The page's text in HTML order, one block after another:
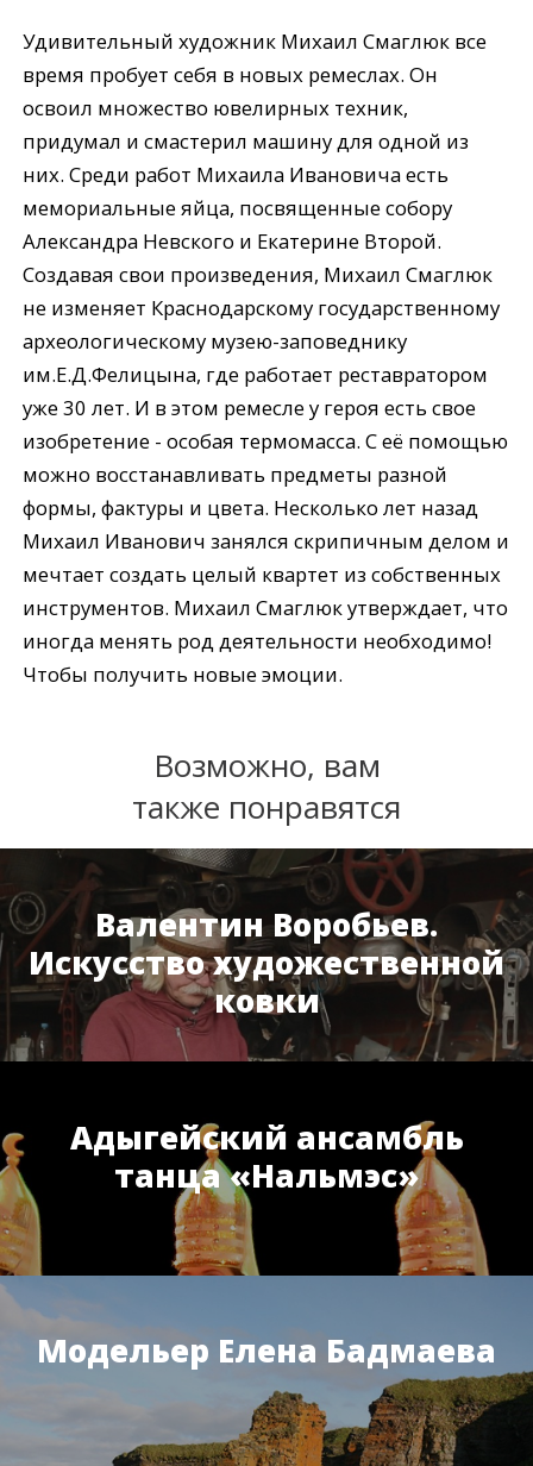
Удивительный художник Михаил Смаглюк все
время пробует себя в новых ремеслах. Он
освоил множество ювелирных техник,
придумал и смастерил машину для одной из
них. Среди работ Михаила Ивановича есть
мемориальные яйца, посвященные собору
Александра Невского и Екатерине Второй.
Создавая свои произведения, Михаил Смаглюк
не изменяет Краснодарскому государственному
археологическому музею-заповеднику
им.Е.Д.Фелицына, где работает реставратором
уже 30 лет. И в этом ремесле у героя есть свое
изобретение - особая термомасса. С её помощью
можно восстанавливать предметы разной
формы, фактуры и цвета. Несколько лет назад
Михаил Иванович занялся скрипичным делом и
мечтает создать целый квартет из собственных
инструментов. Михаил Смаглюк утверждает, что
иногда менять род деятельности необходимо!
Чтобы получить новые эмоции.
Возможно, вам
также понравятся
Валентин Воробьев.
Искусство художественной
ковки
Адыгейский ансамбль
танца «Нальмэс»
Модельер Елена Бадмаева